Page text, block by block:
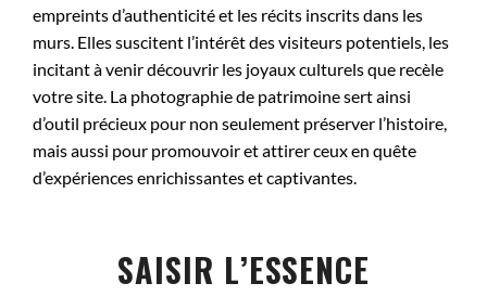
empreints d’authenticité et les récits inscrits dans les
murs. Elles suscitent l’intérêt des visiteurs potentiels, les
incitant à venir découvrir les joyaux culturels que recèle
votre site. La photographie de patrimoine sert ainsi
d’outil précieux pour non seulement préserver l’histoire,
mais aussi pour promouvoir et attirer ceux en quête
d’expériences enrichissantes et captivantes.
SAISIR L’ESSENCE